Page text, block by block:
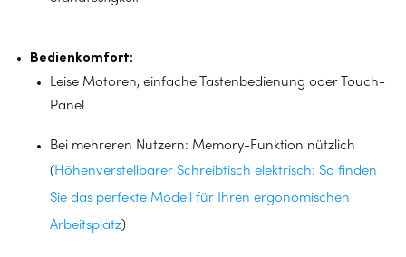
Bedienkomfort:
Leise Motoren, einfache Tastenbedienung oder Touch-
Panel
Bei mehreren Nutzern: Memory-Funktion nützlich
( Höhenverstellbarer Schreibtisch elektrisch: So finden
Sie das perfekte Modell für Ihren ergonomischen
Arbeitsplatz)